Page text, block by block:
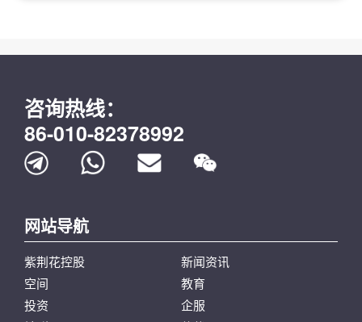
咨询热线：
86-010-82378992
真
号
码
网站导航
紫荆花控股
新闻资讯
空间
教育
投资
企服